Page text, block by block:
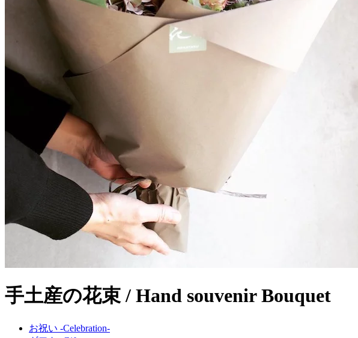
手土産の花束 / Hand souvenir Bouquet
お祝い -Celebration-